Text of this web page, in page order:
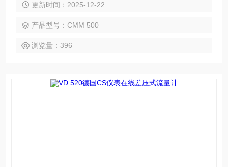
要求。既可以直接安装在压缩机后面测量潮湿压缩空气，也可
更新时间：2025-12-22
产品型号：CMM 500
浏览量：396